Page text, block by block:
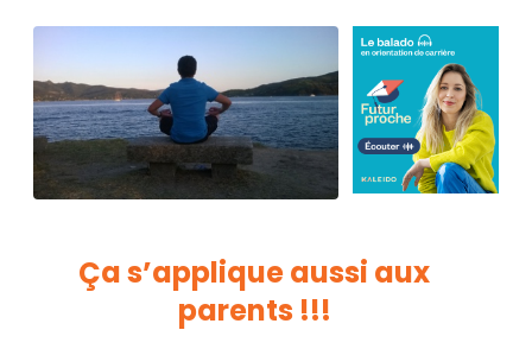
Ça s’applique aussi aux
parents !!!